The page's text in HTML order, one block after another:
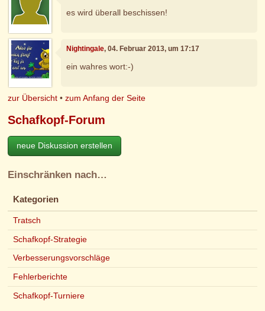
es wird überall beschissen!
Nightingale, 04. Februar 2013, um 17:17
ein wahres wort:-)
zur Übersicht •zum Anfang der Seite
Schafkopf-Forum
neue Diskussion erstellen
Einschränken nach…
Kategorien
Tratsch
Schafkopf-Strategie
Verbesserungsvorschläge
Fehlerberichte
Schafkopf-Turniere